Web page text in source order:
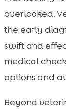
overlooked.
the early
swift and
medical
options and
Beyond